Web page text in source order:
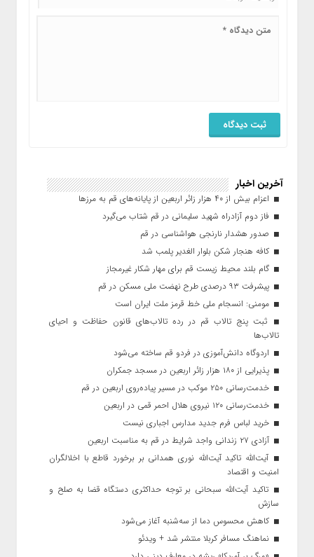
آخرین اخبار
اعزام بیش از ۴۰ هزار زائر اربعین از پایانه‌های قم به مرزها
فاز دوم آزادراه شهید سلیمانی در قم شتاب می‌گیرد
صدور هشدار نارنجی هواشناسی در قم
کافه هنجار شکن بلوار الغدیر پلمب شد
گام بلند محیط زیست قم برای مهار شکار غیرمجاز
پیشرفت ۹۳ درصدی طرح نهضت ملی مسکن در قم
مومنی: انسجام ملی خط قرمز ملت ایران است
ثبت پنج تالاب قم در رده تالاب‌های قانون حفاظت و احیای
تالاب‌ها
اردوگاه دانش‌آموزی در فردو قم ساخته می‌شود
پذیرایی از ۱۸۰ هزار زائر اربعین در مسجد جمکران
خدمت‌رسانی ۲۵۰ موکب در مسیر پیاده‌روی اربعین در قم
خدمت‌رسانی ۱۲۰ نیروی هلال احمر قمی در اربعین
خرید لباس فرم جدید مدارس اجباری نیست
آزادی ۲۷ زندانی واجد شرایط در قم به مناسبت اربعین
آیت‌الله تاکید آیت‌الله نوری همدانی بر برخورد قاطع با اخلالگران
امنیت و اقتصاد
تاکید آیت‌الله‌ سبحانی بر توجه حداکثری دستگاه قضا به صلح و
سازش
کاهش محسوس دما از سه‌شنبه آغاز می‌شود
نماهنگ مسافر کربلا منتشر شد + ویدئو